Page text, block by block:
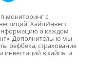
мониторинг с
ХайпИнвест
о каждом
Дополнительно мы
рефбека, страхование
инвестиций в хайпы и